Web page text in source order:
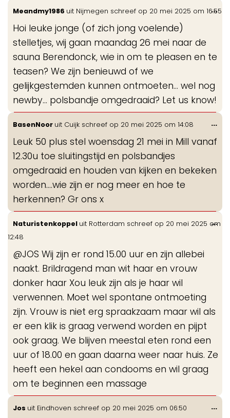
Meandmy1986 uit Nijmegen schreef op 20 mei 2025 om 16:55
Hoi leuke jonge (of zich jong voelende)
stelletjes, wij gaan maandag 26 mei naar de
sauna Berendonck, wie in om te pleasen en te
teasen? We zijn benieuwd of we
gelijkgestemden kunnen ontmoeten… wel nog
newby… polsbandje omgedraaid? Let us know!
...
BasenNoor uit Cuijk schreef op 20 mei 2025 om 14:08
Leuk 50 plus stel woensdag 21 mei in Mill vanaf
12.30u toe sluitingstijd en polsbandjes
omgedraaid en houden van kijken en bekeken
worden....wie zijn er nog meer en hoe te
herkennen? Gr ons x
...
Naturistenkoppel uit Rotterdam schreef op 20 mei 2025 om
12:48
@JOS Wij zijn er rond 15.00 uur en zijn allebei
naakt. Brildragend man wit haar en vrouw
donker haar Xou leuk zijn als je haar wil
verwennen. Moet wel spontane ontmoeting
zijn. Vrouw is niet erg spraakzaam maar wil als
er een klik is graag verwend worden en pijpt
ook graag. We blijven meestal eten rond een
uur of 18.00 en gaan daarna weer naar huis. Ze
heeft een hekel aan condooms en wil graag
om te beginnen een massage
...
Jos uit Eindhoven schreef op 20 mei 2025 om 06:50 ...